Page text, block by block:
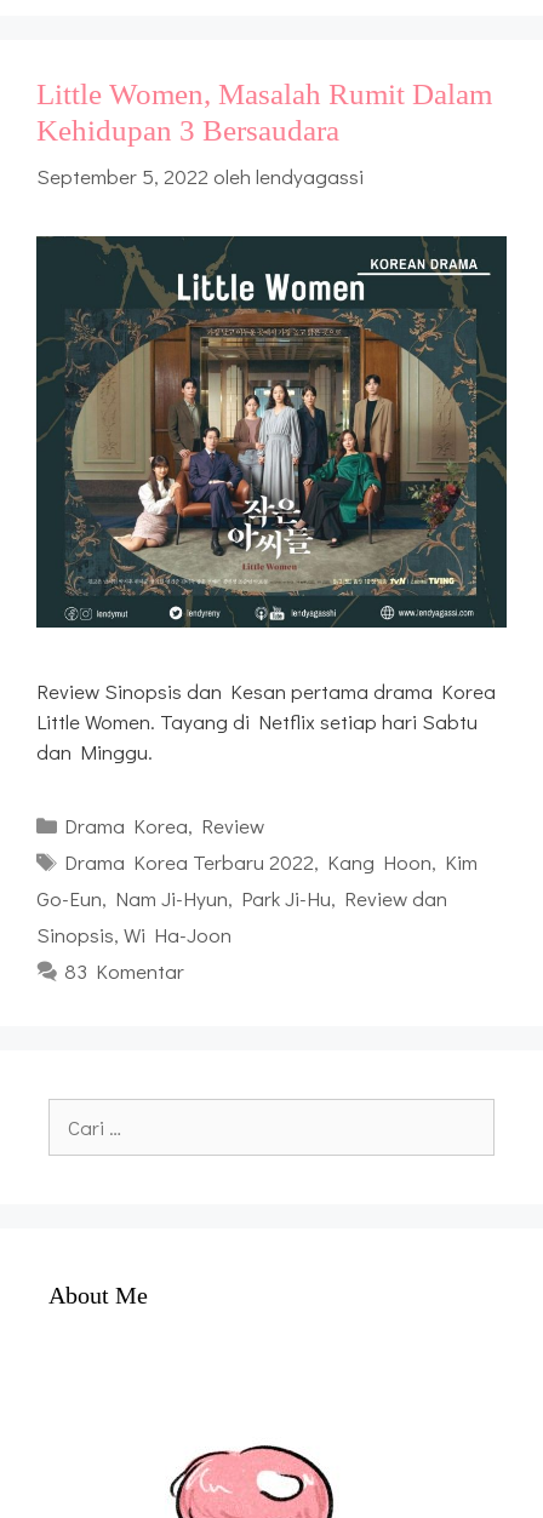
Little Women, Masalah Rumit Dalam
Kehidupan 3 Bersaudara
September 5, 2022 oleh lendyagassi
Review Sinopsis dan Kesan pertama drama Korea
Little Women. Tayang di Netflix setiap hari Sabtu
dan Minggu.
Kategori
Drama Korea, Review
Tag
Drama Korea Terbaru 2022, Kang Hoon, Kim
Go-Eun, Nam Ji-Hyun, Park Ji-Hu, Review dan
Sinopsis, Wi Ha-Joon
83 Komentar
untuk:
About Me